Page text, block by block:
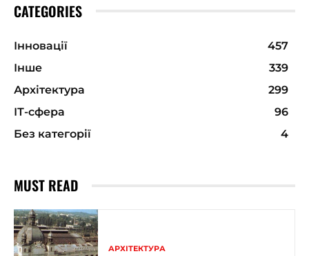
CATEGORIES
Інновації
457
Інше
339
Архітектура
299
ІТ-сфера
96
Без категорії
4
MUST READ
АРХІТЕКТУРА